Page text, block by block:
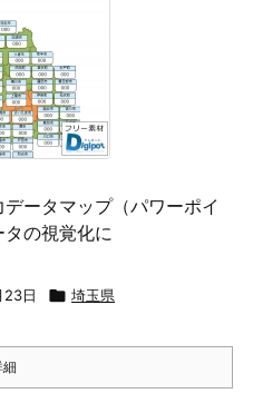
ータマップ（パワーポイ
の視覚化に
23日  埼玉県
細